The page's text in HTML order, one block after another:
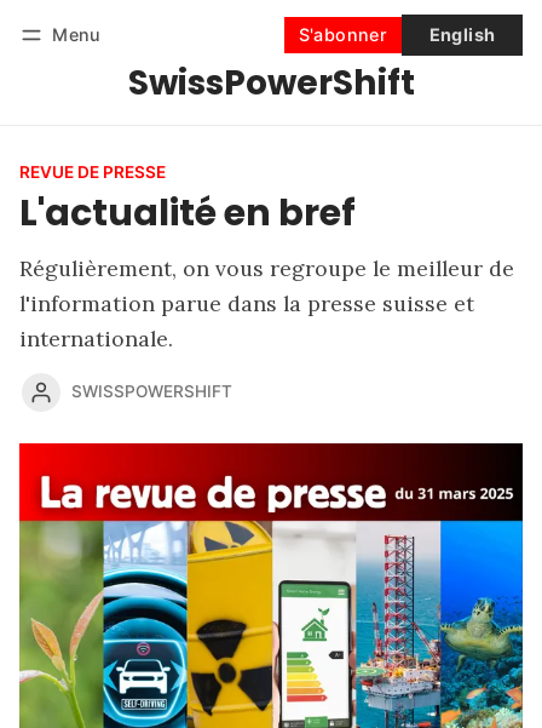
Menu
SwissPowerShift
S'abonner English
Se connecter S'abonner
REVUE DE PRESSE
L'actualité en bref
Régulièrement, on vous regroupe le meilleur de
l'information parue dans la presse suisse et
internationale.
SWISSPOWERSHIFT